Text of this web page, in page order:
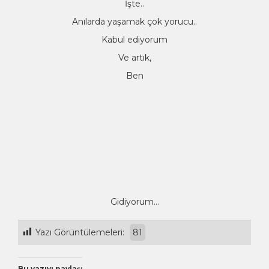
İşte..
Anılarda yaşamak çok yorucu..
Kabul ediyorum
Ve artık,
Ben
Gidiyorum…
Yazı Görüntülemeleri: 81